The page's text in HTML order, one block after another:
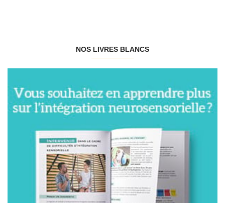
NOS LIVRES BLANCS